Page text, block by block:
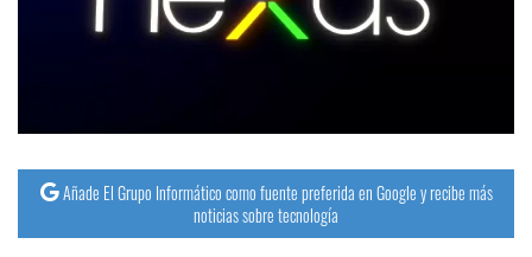
Trucos
y
Tutoriales
Añade El Grupo Informático como fuente preferida en Google y recibe más
noticias sobre tecnología